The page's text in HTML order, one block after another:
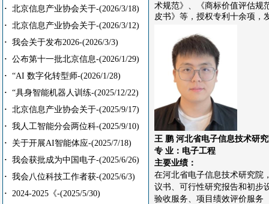
· 北京信息产业协会关于-(2026/3/18)
· 北京信息产业协会关于-(2026/3/12)
· 我会关于发布2026-(2026/3/3)
· 公布第十一批北京信息-(2026/1/29)
· “AI 数字化转型师-(2026/1/28)
· “具身智能机器人训练-(2025/12/22)
· 北京信息产业协会关于-(2025/9/17)
· 我人工智能分会两位科-(2025/9/10)
·
关于开展AI智能体应-(2025/7/18)
· 我会获批成为中国电子-(2025/6/26)
· 我会八位科技工作者获-(2025/6/3)
· 2024-2025《-(2025/5/30)
术规范》、《商标价值评估规
皮书》等，授权专利十余项，
王 鹏 河北省电子信息技术研
专 业：电子工程
主要业绩：
在河北省电子信息技术研究院
议书、可行性研究报告和初步
验收服务、项目绩效评价服务